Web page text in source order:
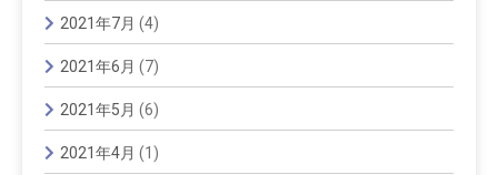
2021年7月 (4)
2021年6月 (7)
2021年5月 (6)
2021年4月 (1)